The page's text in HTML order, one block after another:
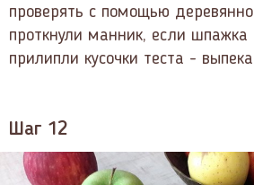
проверять с помощью
проткнули манник, если
прилипли кусочки теста -
Шаг 12